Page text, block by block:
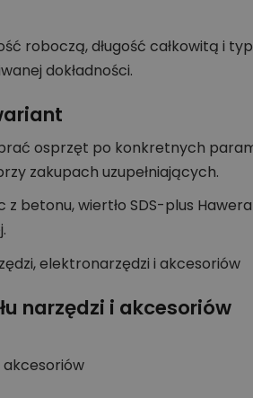
roboczą, długość całkowitą i
dokładności.
osprzęt po konkretnych
zakupach uzupełniających.
betonu, wiertło SDS-plus
narzędzi i akcesoriów
akcesoriów